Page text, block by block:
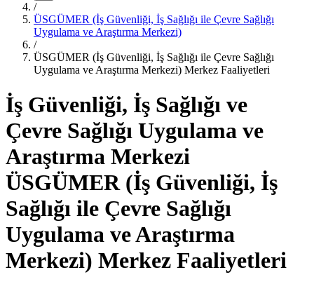
/
ÜSGÜMER (İş Güvenliği, İş Sağlığı ile Çevre Sağlığı
Uygulama ve Araştırma Merkezi)
/
ÜSGÜMER (İş Güvenliği, İş Sağlığı ile Çevre Sağlığı
Uygulama ve Araştırma Merkezi) Merkez Faaliyetleri
İş Güvenliği, İş Sağlığı ve
Çevre Sağlığı Uygulama ve
Araştırma Merkezi
ÜSGÜMER (İş Güvenliği, İş
Sağlığı ile Çevre Sağlığı
Uygulama ve Araştırma
Merkezi) Merkez Faaliyetleri